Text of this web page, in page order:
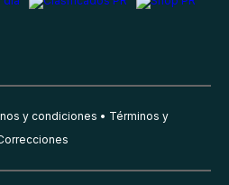
y condiciones
Términos y